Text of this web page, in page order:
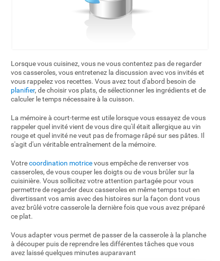
Lorsque vous cuisinez, vous ne vous contentez pas de regarder
vos casseroles, vous entretenez la discussion avec vos invités et
vous rappelez vos recettes. Vous avez tout d'abord besoin de
planifier, de choisir vos plats, de sélectionner les ingrédients et de
calculer le temps nécessaire à la cuisson.
La mémoire à court-terme est utile lorsque vous essayez de vous
rappeler quel invité vient de vous dire qu'il était allergique au vin
rouge et quel invité ne veut pas de fromage râpé sur ses pâtes. Il
s'agit d'un véritable entraînement de la mémoire.
Votrecoordination motricevous empêche de renverser vos
casseroles, de vous couper les doigts ou de vous brûler sur la
cuisinière. Vous sollicitez votre attention partagée pour vous
permettre de regarder deux casseroles en même temps tout en
divertissant vos amis avec des histoires sur la façon dont vous
avez brûlé votre casserole la dernière fois que vous avez préparé
ce plat.
Vous adapter vous permet de passer de la casserole à la planche
à découper puis de reprendre les différentes tâches que vous
avez laissé quelques minutes auparavant